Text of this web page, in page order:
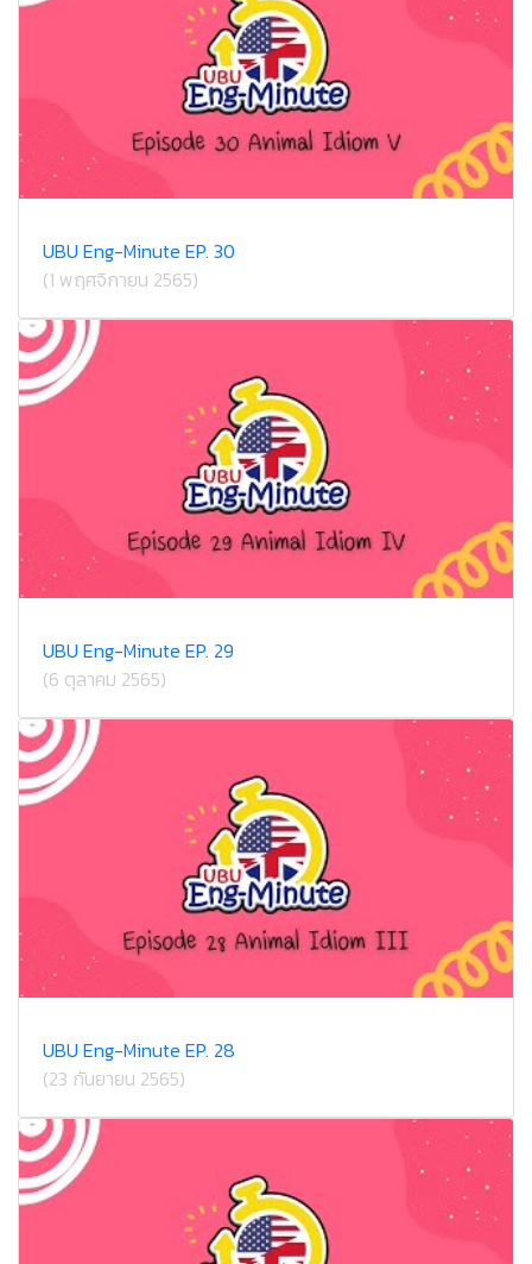
UBU Eng-Minute EP. 30
(1 พฤศจิกายน 2565)
UBU Eng-Minute EP. 29
(6 ตุลาคม 2565)
UBU Eng-Minute EP. 28
(23 กันยายน 2565)